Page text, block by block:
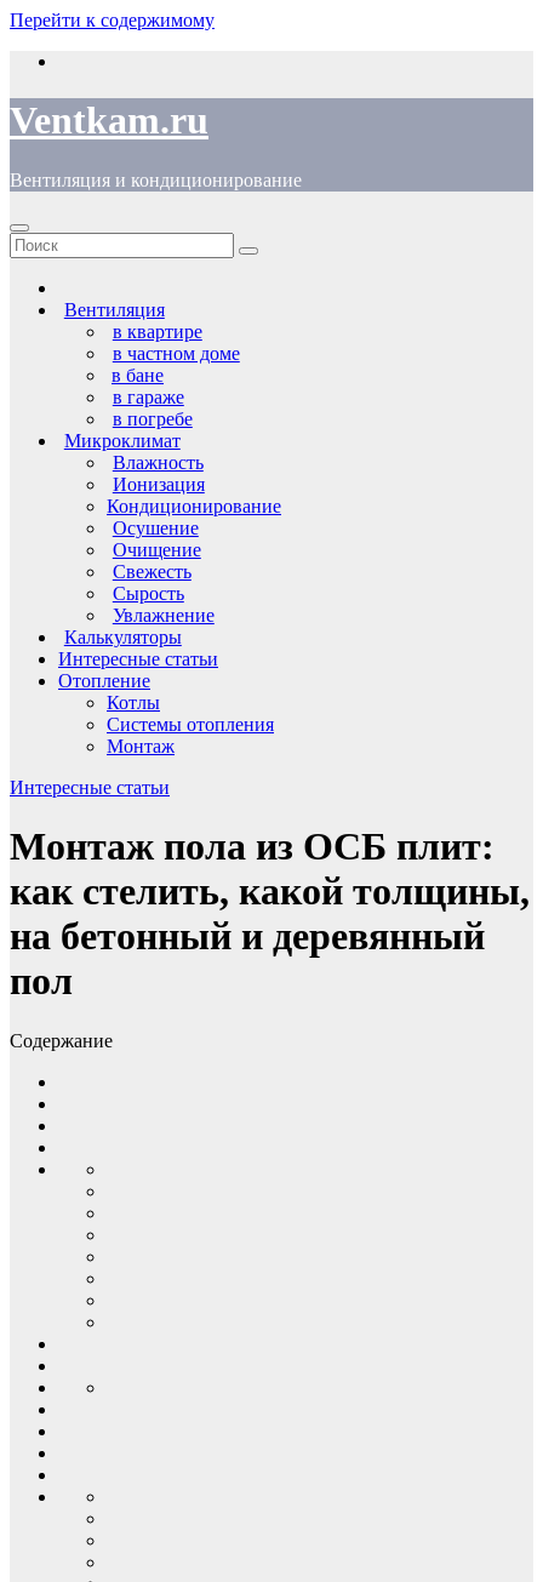
Перейти к содержимому
Ventkam.ru
Вентиляция и кондиционирование
Вентиляция
в квартире
в частном доме
в бане
в гараже
в погребе
Микроклимат
Влажность
Ионизация
Кондиционирование
Осушение
Очищение
Свежесть
Сырость
Увлажнение
Калькуляторы
Интересные статьи
Отопление
Котлы
Системы отопления
Монтаж
Интересные статьи
Монтаж пола из ОСБ плит:
как стелить, какой толщины,
на бетонный и деревянный
пол
Содержание